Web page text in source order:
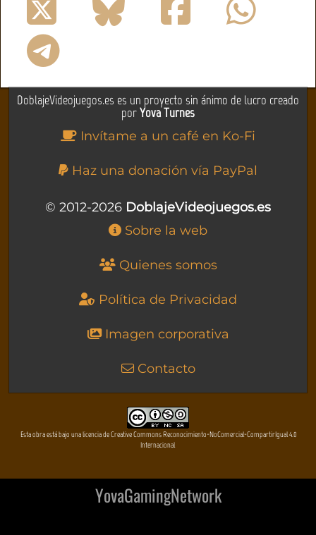
DoblajeVideojuegos.es es un proyecto sin ánimo de lucro creado
porYova Turnes
Invítame a un café en Ko-Fi
Haz una donación vía PayPal
© 2012-2026 DoblajeVideojuegos.es
Sobre la web
Quienes somos
Política de Privacidad
Imagen corporativa
Contacto
Esta obra está bajo una licencia de Creative Commons Reconocimiento-NoComercial-CompartirIgual 4.0
Internacional
YovaGamingNetwork